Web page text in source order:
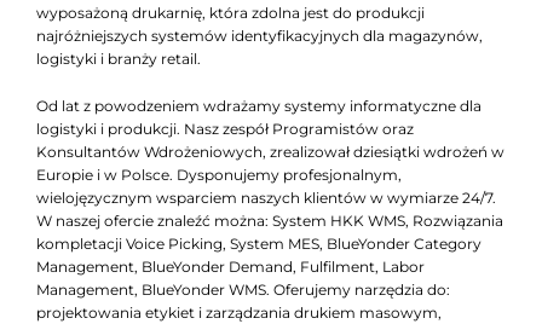
wyposażoną drukarnię, która zdolna jest do produkcji
najróżniejszych systemów identyfikacyjnych dla magazynów,
logistyki i branży retail.
Od lat z powodzeniem wdrażamy systemy informatyczne dla
logistyki i produkcji. Nasz zespół Programistów oraz
Konsultantów Wdrożeniowych, zrealizował dziesiątki wdrożeń w
Europie i w Polsce. Dysponujemy profesjonalnym,
wielojęzycznym wsparciem naszych klientów w wymiarze 24/7.
W naszej ofercie znaleźć można: System HKK WMS, Rozwiązania
kompletacji Voice Picking, System MES, BlueYonder Category
Management, BlueYonder Demand, Fulfilment, Labor
Management, BlueYonder WMS. Oferujemy narzędzia do:
projektowania etykiet i zarządzania drukiem masowym,